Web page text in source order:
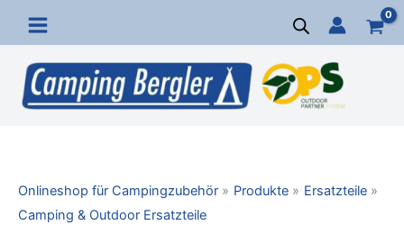
Inhalt
springen
Onlineshop für Campingzubehör Produkte
Ersatzteile
Camping & Outdoor Ersatzteile